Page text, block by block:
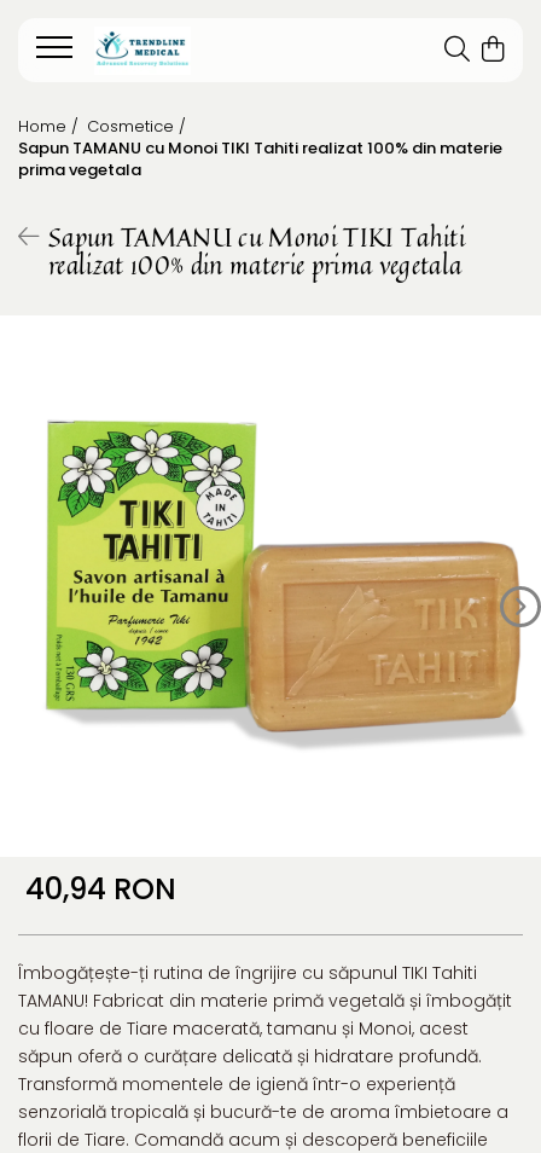
Home / Cosmetice /
Sapun TAMANU cu Monoi TIKI Tahiti realizat 100% din materie
prima vegetala
Sapun TAMANU cu Monoi TIKI Tahiti
realizat 100% din materie prima vegetala
40,94 RON
Îmbogățește-ți rutina de îngrijire cu săpunul TIKI Tahiti
TAMANU! Fabricat din materie primă vegetală și îmbogățit
cu floare de Tiare macerată, tamanu și Monoi, acest
săpun oferă o curățare delicată și hidratare profundă.
Transformă momentele de igienă într-o experiență
senzorială tropicală și bucură-te de aroma îmbietoare a
florii de Tiare. Comandă acum și descoperă beneficiile